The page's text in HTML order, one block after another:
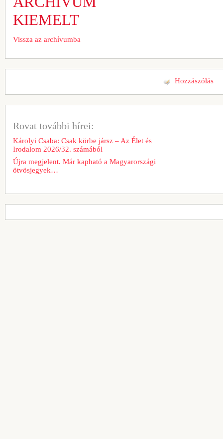
KIEMELT
Vissza az archívumba
Hozzászólás
Rovat további hírei:
Károlyi Csaba: Csak körbe jársz – Az Élet és
Irodalom 2026/32. számából
Újra megjelent. Már kapható a Magyarországi
ötvösjegyek…